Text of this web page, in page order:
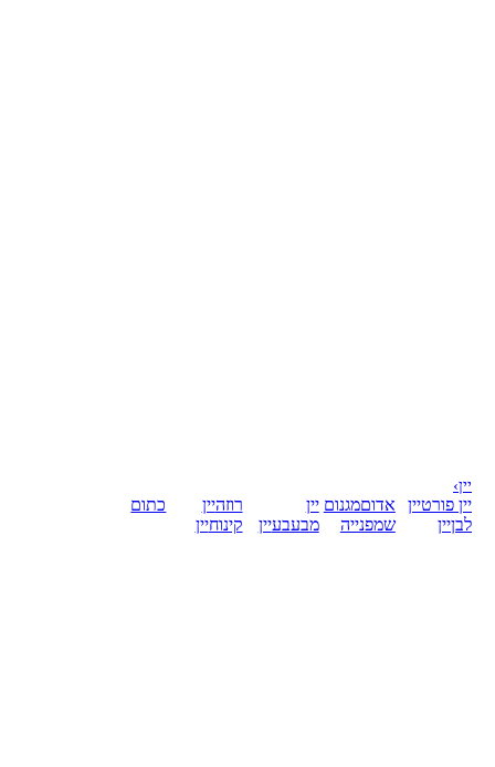
יין›
יין פורטיין
לבןיין
אדוםמגנום
שמפנייה
יין
מבעבעיין
רוזהיין
קינוחיין
כתום